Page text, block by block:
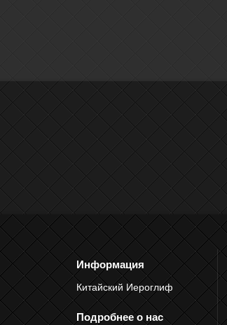
Информация
Китайский Иероглиф
Подробнее о нас